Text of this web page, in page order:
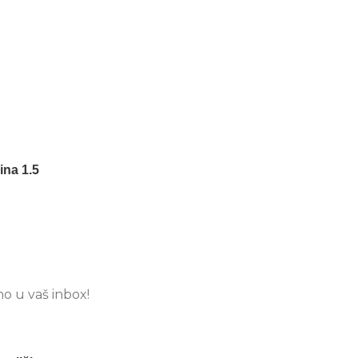
1.5
u vaš inbox!